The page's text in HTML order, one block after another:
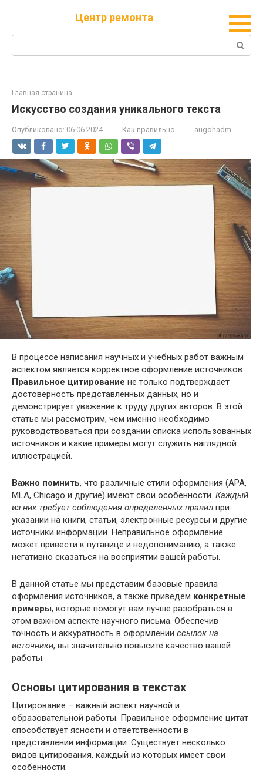
Центр ремонта
Поиск:
Главная страница
Искусство создания уникального текста
Опубликовано: 06.06.2024 Как правильно augohadm
В процессе написания научных и учебных работ важным
аспектом является корректное оформление источников.
Правильное цитирование не только подтверждает
достоверность представленных данных, но и
демонстрирует уважение к труду других авторов. В этой
статье мы рассмотрим, чем именно необходимо
руководствоваться при создании списка использованных
источников и какие примеры могут служить наглядной
иллюстрацией.
Важно помнить, что различные стили оформления (APA,
MLA, Chicago и другие) имеют свои особенности. Каждый
из них требует соблюдения определенных правил при
указании на книги, статьи, электронные ресурсы и другие
источники информации. Неправильное оформление
может привести к путанице и недопониманию, а также
негативно сказаться на восприятии вашей работы.
В данной статье мы представим базовые правила
оформления источников, а также приведем конкретные
примеры, которые помогут вам лучше разобраться в
этом важном аспекте научного письма. Обеспечив
точность и аккуратность в оформлении ссылок на
источники, вы значительно повысите качество вашей
работы.
Основы цитирования в текстах
Цитирование – важный аспект научной и
образовательной работы. Правильное оформление цитат
способствует ясности и ответственности в
представлении информации. Существует несколько
видов цитирования, каждый из которых имеет свои
особенности.